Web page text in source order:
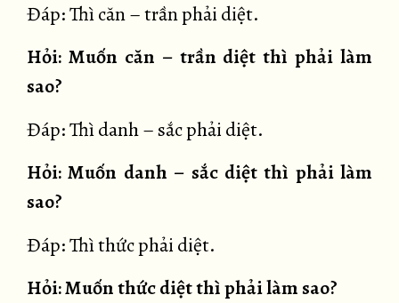
Đáp: Thì căn – trần phải diệt.
Hỏi: Muốn căn – trần diệt thì phải làm
sao?
Đáp: Thì danh – sắc phải diệt.
Hỏi: Muốn danh – sắc diệt thì phải làm
sao?
Đáp: Thì thức phải diệt.
Hỏi: Muốn thức diệt thì phải làm sao?